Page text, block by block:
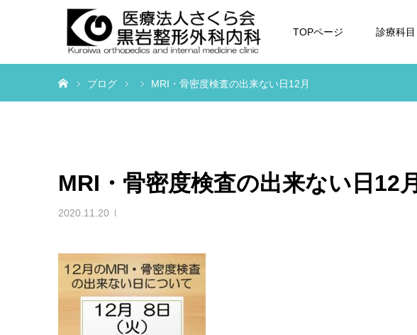
TOPページ 診療科目
ブログ MRI・骨密度検査の出来ない日12月
MRI・骨密度検査の出来ない日12月
2020.11.20